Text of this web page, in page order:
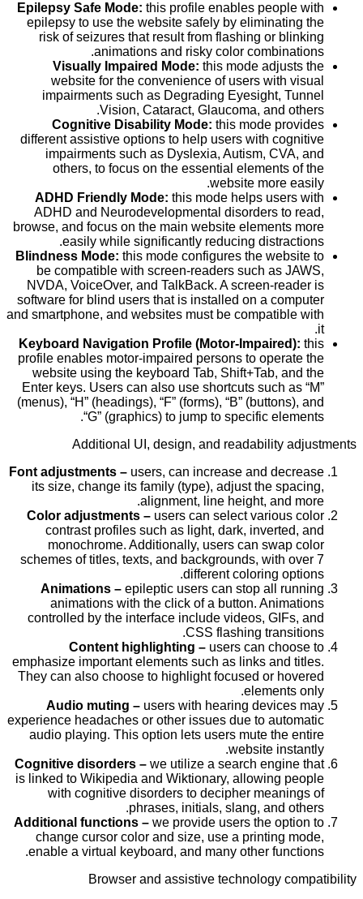
Epilepsy Safe Mode: this profile enables people with
epilepsy to use the website safely by eliminating the
risk of seizures that result from flashing or blinking
animations and risky color combinations.
Visually Impaired Mode: this mode adjusts the
website for the convenience of users with visual
impairments such as Degrading Eyesight, Tunnel
Vision, Cataract, Glaucoma, and others.
Cognitive Disability Mode: this mode provides
different assistive options to help users with cognitive
impairments such as Dyslexia, Autism, CVA, and
others, to focus on the essential elements of the
website more easily.
ADHD Friendly Mode: this mode helps users with
ADHD and Neurodevelopmental disorders to read,
browse, and focus on the main website elements more
easily while significantly reducing distractions.
Blindness Mode: this mode configures the website to
be compatible with screen-readers such as JAWS,
NVDA, VoiceOver, and TalkBack. A screen-reader is
software for blind users that is installed on a computer
and smartphone, and websites must be compatible with
it.
Keyboard Navigation Profile (Motor-Impaired): this
profile enables motor-impaired persons to operate the
website using the keyboard Tab, Shift+Tab, and the
Enter keys. Users can also use shortcuts such as “M”
(menus), “H” (headings), “F” (forms), “B” (buttons), and
“G” (graphics) to jump to specific elements.
Additional UI, design, and readability adjustments
Font adjustments – users, can increase and decrease
its size, change its family (type), adjust the spacing,
alignment, line height, and more.
Color adjustments – users can select various color
contrast profiles such as light, dark, inverted, and
monochrome. Additionally, users can swap color
schemes of titles, texts, and backgrounds, with over 7
different coloring options.
Animations – epileptic users can stop all running
animations with the click of a button. Animations
controlled by the interface include videos, GIFs, and
CSS flashing transitions.
Content highlighting – users can choose to
emphasize important elements such as links and titles.
They can also choose to highlight focused or hovered
elements only.
Audio muting – users with hearing devices may
experience headaches or other issues due to automatic
audio playing. This option lets users mute the entire
website instantly.
Cognitive disorders – we utilize a search engine that
is linked to Wikipedia and Wiktionary, allowing people
with cognitive disorders to decipher meanings of
phrases, initials, slang, and others.
Additional functions – we provide users the option to
change cursor color and size, use a printing mode,
enable a virtual keyboard, and many other functions.
Browser and assistive technology compatibility